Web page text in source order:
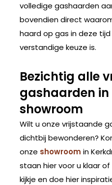
volledige gashaarden
bovendien direct
haard op gas in deze
verstandige keuze is.
Bezichtig alle
gashaarden in
showroom
Wilt u onze vrijstaande
dichtbij bewonderen?
onze showroom in
staan hier voor u klaar
kijkje en doe hier